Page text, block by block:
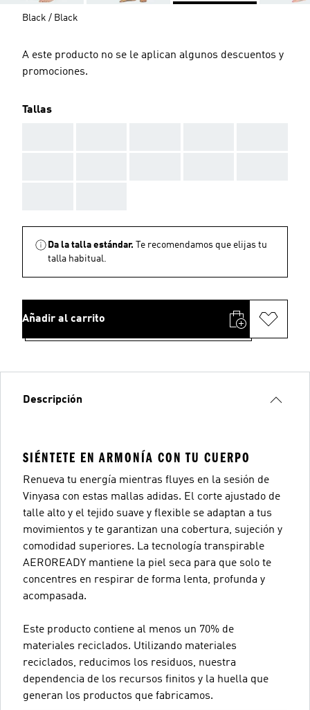
Black / Black
A este producto no se le aplican algunos descuentos y
promociones.
Tallas
Da la talla estándar.
Te recomendamos que elijas tu
talla habitual.
Añadir al carrito
Descripción
SIÉNTETE EN ARMONÍA CON TU CUERPO
Renueva tu energía mientras fluyes en la sesión de
Vinyasa con estas mallas adidas. El corte ajustado de
talle alto y el tejido suave y flexible se adaptan a tus
movimientos y te garantizan una cobertura, sujeción y
comodidad superiores. La tecnología transpirable
AEROREADY mantiene la piel seca para que solo te
concentres en respirar de forma lenta, profunda y
acompasada.
Este producto contiene al menos un 70% de
materiales reciclados. Utilizando materiales
reciclados, reducimos los residuos, nuestra
dependencia de los recursos finitos y la huella que
generan los productos que fabricamos.